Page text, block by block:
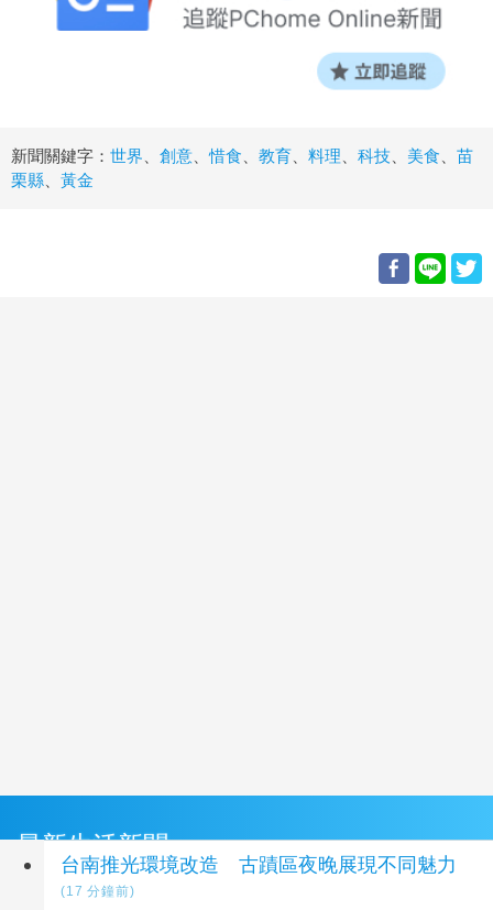
新聞關鍵字： 世界 創意 、惜食 教育 料理 科技 美食
苗
栗縣
黃金
最新生活新聞
台南推光環境改造 古蹟區夜晚展現不同魅力
(17 分鐘前)